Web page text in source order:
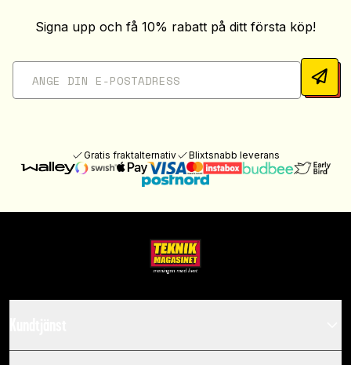
Signa upp och få 10% rabatt på ditt första köp!
Gratis fraktalternativ Blixtsnabb leverans